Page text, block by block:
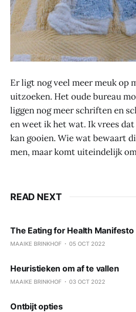
Er ligt nog veel meer meuk op
uitzoeken. Het oude bureau
liggen nog meer schriften en
en weet ik het wat. Ik vrees
kan gooien. Wie wat bewaart
men, maar komt uiteindelijk
READ NEXT
The Eating for Health Manifesto
MAAIKE BRINKHOF 05 OCT 2022
Heuristieken om af te vallen
MAAIKE BRINKHOF 03 OCT 2022
Ontbijt opties